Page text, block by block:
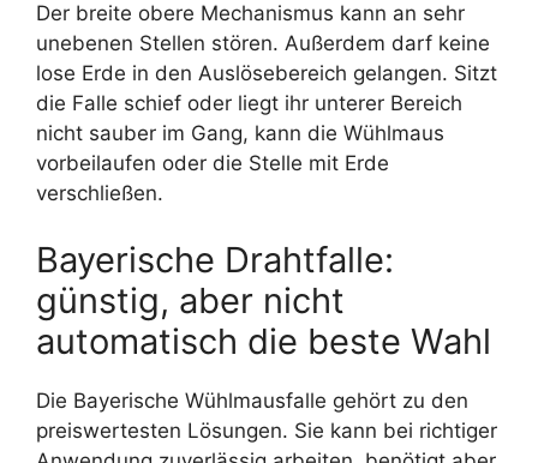
Der breite obere Mechanismus kann an sehr
unebenen Stellen stören. Außerdem darf keine
lose Erde in den Auslösebereich gelangen. Sitzt
die Falle schief oder liegt ihr unterer Bereich
nicht sauber im Gang, kann die Wühlmaus
vorbeilaufen oder die Stelle mit Erde
verschließen.
Bayerische Drahtfalle:
günstig, aber nicht
automatisch die beste Wahl
Die Bayerische Wühlmausfalle gehört zu den
preiswertesten Lösungen. Sie kann bei richtiger